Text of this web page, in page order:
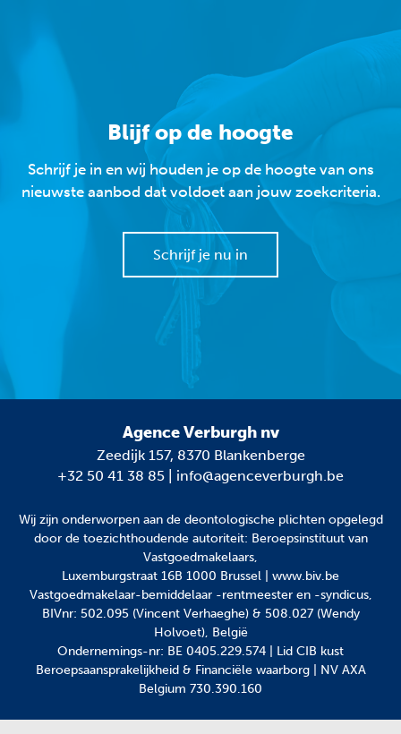
Blijf op de hoogte
Schrijf je in en wij houden je op de hoogte van ons
nieuwste aanbod dat voldoet aan jouw zoekcriteria.
Schrijf je nu in
Agence Verburgh nv
Zeedijk 157, 8370 Blankenberge
+32 50 41 38 85
info@agenceverburgh.be
Wij zijn onderworpen aan de deontologische plichtenopgelegd
door de toezichthoudende autoriteit: Beroepsinstituut van
Vastgoedmakelaars,
Luxemburgstraat 16B 1000 Brussel | www.biv.be
Vastgoedmakelaar-bemiddelaar -rentmeester en -syndicus,
BIVnr: 502.095 (Vincent Verhaeghe) & 508.027 (Wendy
Holvoet), België
Ondernemings-nr: BE 0405.229.574 | Lid CIB kust
Beroepsaansprakelijkheid & Financiële waarborg | NV AXA
Belgium 730.390.160